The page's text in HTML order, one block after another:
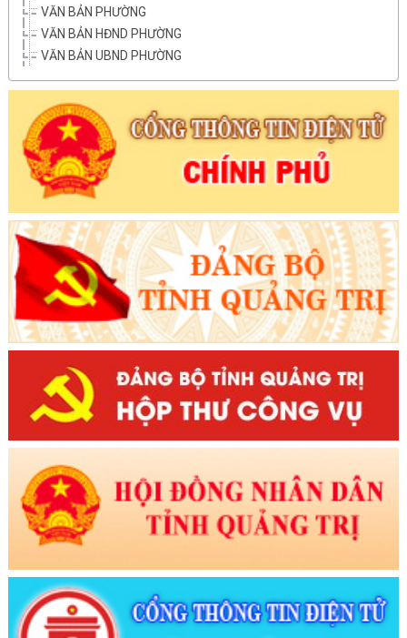
VĂN BẢN PHƯỜNG
VĂN BẢN HĐND PHƯỜNG
VĂN BẢN UBND PHƯỜNG